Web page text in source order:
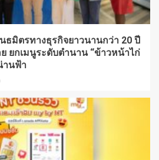
นธมิตรทางธุรกิจยาวนานกว่า 20 ปี
ยกเมนูระดับตำนาน “ข้าวหน้าไก่
านฟ้า